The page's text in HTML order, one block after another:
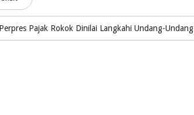
Perpres Pajak Rokok Dinilai Langkahi Undang-Undang